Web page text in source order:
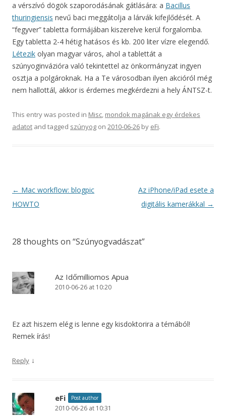
a vérszívó dögök szaporodásának gátlására: a Bacillus
thuringiensis nevű baci meggátolja a lárvák kifejlődését. A
“fegyver” tabletta formájában kiszerelve kerül forgalomba.
Egy tabletta 2-4 hétig hatásos és kb. 200 liter vízre elegendő.
Létezik olyan magyar város, ahol a tablettát a
szúnyoginvázióra való tekintettel az önkormányzat ingyen
osztja a polgároknak. Ha a Te városodban ilyen akcióról még
nem hallottál, akkor is érdemes megkérdezni a hely ÁNTSZ-t.
This entry was posted in Misc, mondok magának egy érdekes
adatot and tagged szúnyog on 2010-06-26 by eFi.
Post
navigation
← Mac workflow: blogpic
HOWTO
Az iPhone/iPad esete a
digitális kamerákkal →
28 thoughts on “Szúnyogvadászat”
Az Időmilliomos Apua
2010-06-26 at 10:20
Ez azt hiszem elég is lenne egy kisdoktorira a témából!
Remek írás!
Reply ↓
eFi Post author
2010-06-26 at 10:31